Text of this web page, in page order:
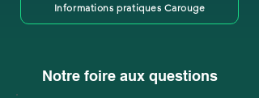
Informations pratiques Carouge
Notre foire aux questions